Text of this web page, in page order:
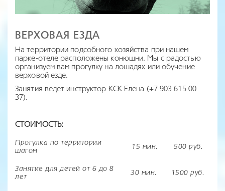
ВЕРХОВАЯ ЕЗДА
На территории подсобного хозяйства при нашем
парке-отеле расположены конюшни. Мы с радостью
организуем вам прогулку на лошадях или обучение
верховой езде.
Занятия ведет инструктор КСК Елена (+7 903 615 00
37).
СТОИМОСТЬ:
Прогулка по территории
шагом
15 мин. 500 руб.
Занятие для детей от 6 до 8
лет
30 мин. 1500 руб.